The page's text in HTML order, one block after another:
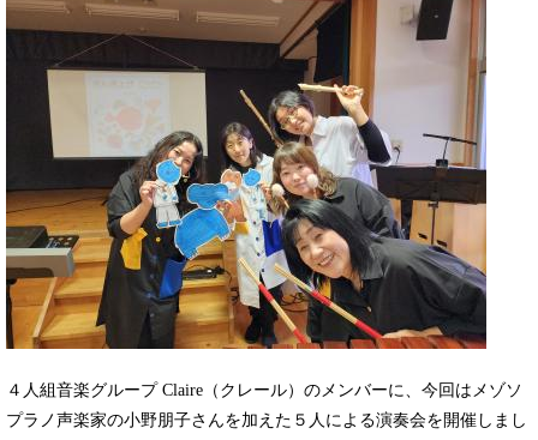
４人組音楽グループ Claire（クレール）のメンバーに、今回はメゾソ
プラノ声楽家の小野朋子さんを加えた５人による演奏会を開催しまし